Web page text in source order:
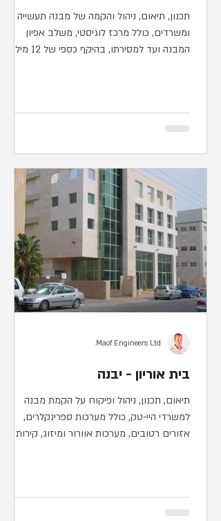
תכנון, תיאום, ניהול והקמה של מבנה תעשייה
ומשרדים, כולל מרכז לוגיסטי, משלב אפיון
המבנה ועד למסירתו, בהיקף כספי של 12 מיליון
בית אוריון - יבנה
תיאום, תכנון, ניהול ופיקוח על הקמת מבנה
למשרדי היי-טק, כולל מערכות ספרינקלרים,
אזורים רטובים, מערכות אוורור ומיזוג, קירות
Maof Engineers Ltd.